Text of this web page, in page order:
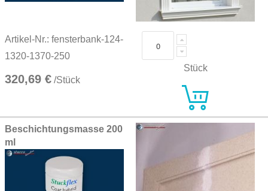
Artikel-Nr.: fensterbank-124-
1320-1370-250
320,69 € /Stück
Stück
Beschichtungsmasse 200
ml